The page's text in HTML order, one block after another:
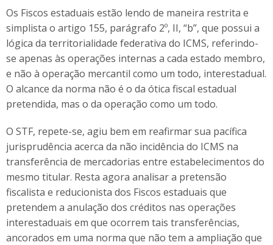
Os Fiscos estaduais estão lendo de maneira restrita e
simplista o artigo 155, parágrafo 2º, II, “b”, que possui a
lógica da territorialidade federativa do ICMS, referindo-
se apenas às operações internas a cada estado membro,
e não à operação mercantil como um todo, interestadual.
O alcance da norma não é o da ótica fiscal estadual
pretendida, mas o da operação como um todo.
O STF, repete-se, agiu bem em reafirmar sua pacífica
jurisprudência acerca da não incidência do ICMS na
transferência de mercadorias entre estabelecimentos do
mesmo titular. Resta agora analisar a pretensão
fiscalista e reducionista dos Fiscos estaduais que
pretendem a anulação dos créditos nas operações
interestaduais em que ocorrem tais transferências,
ancorados em uma norma que não tem a ampliação que